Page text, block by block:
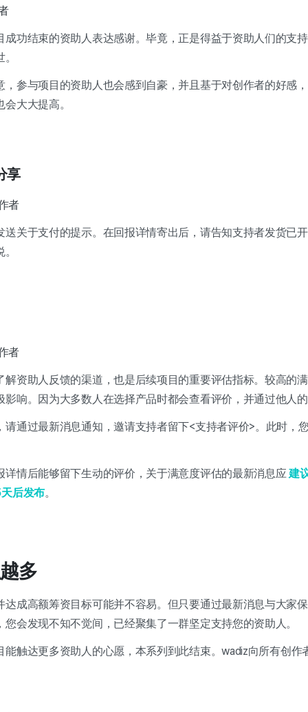
成功结束的资助人表达感谢。毕竟，正是得益于资助人们的支
，参与项目的资助人也会感到自豪，并且基于对创作者的好感
大大提高。
享
者
送关于支付的提示。在回报详情寄出后，请告知支持者发货已
者
解资助人反馈的渠道，也是后续项目的重要评估指标。较高的
影响。因为大多数人在选择产品时都会查看评价，并通过他人
请通过最新消息通知，邀请支持者留下<支持者评价>。此时，
详情后能够留下生动的评价，关于满意度评估的最新消息应建
后发布。
多
达成高额筹资目标可能并不容易。但只要通过最新消息与大家
您会发现不知不觉间，已经聚集了一群坚定支持您的资助人。
能触达更多资助人的心愿，本系列到此结束。wadiz向所有创作